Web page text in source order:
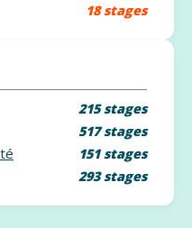
18 stages
215 stages
517 stages
151 stages
293 stages